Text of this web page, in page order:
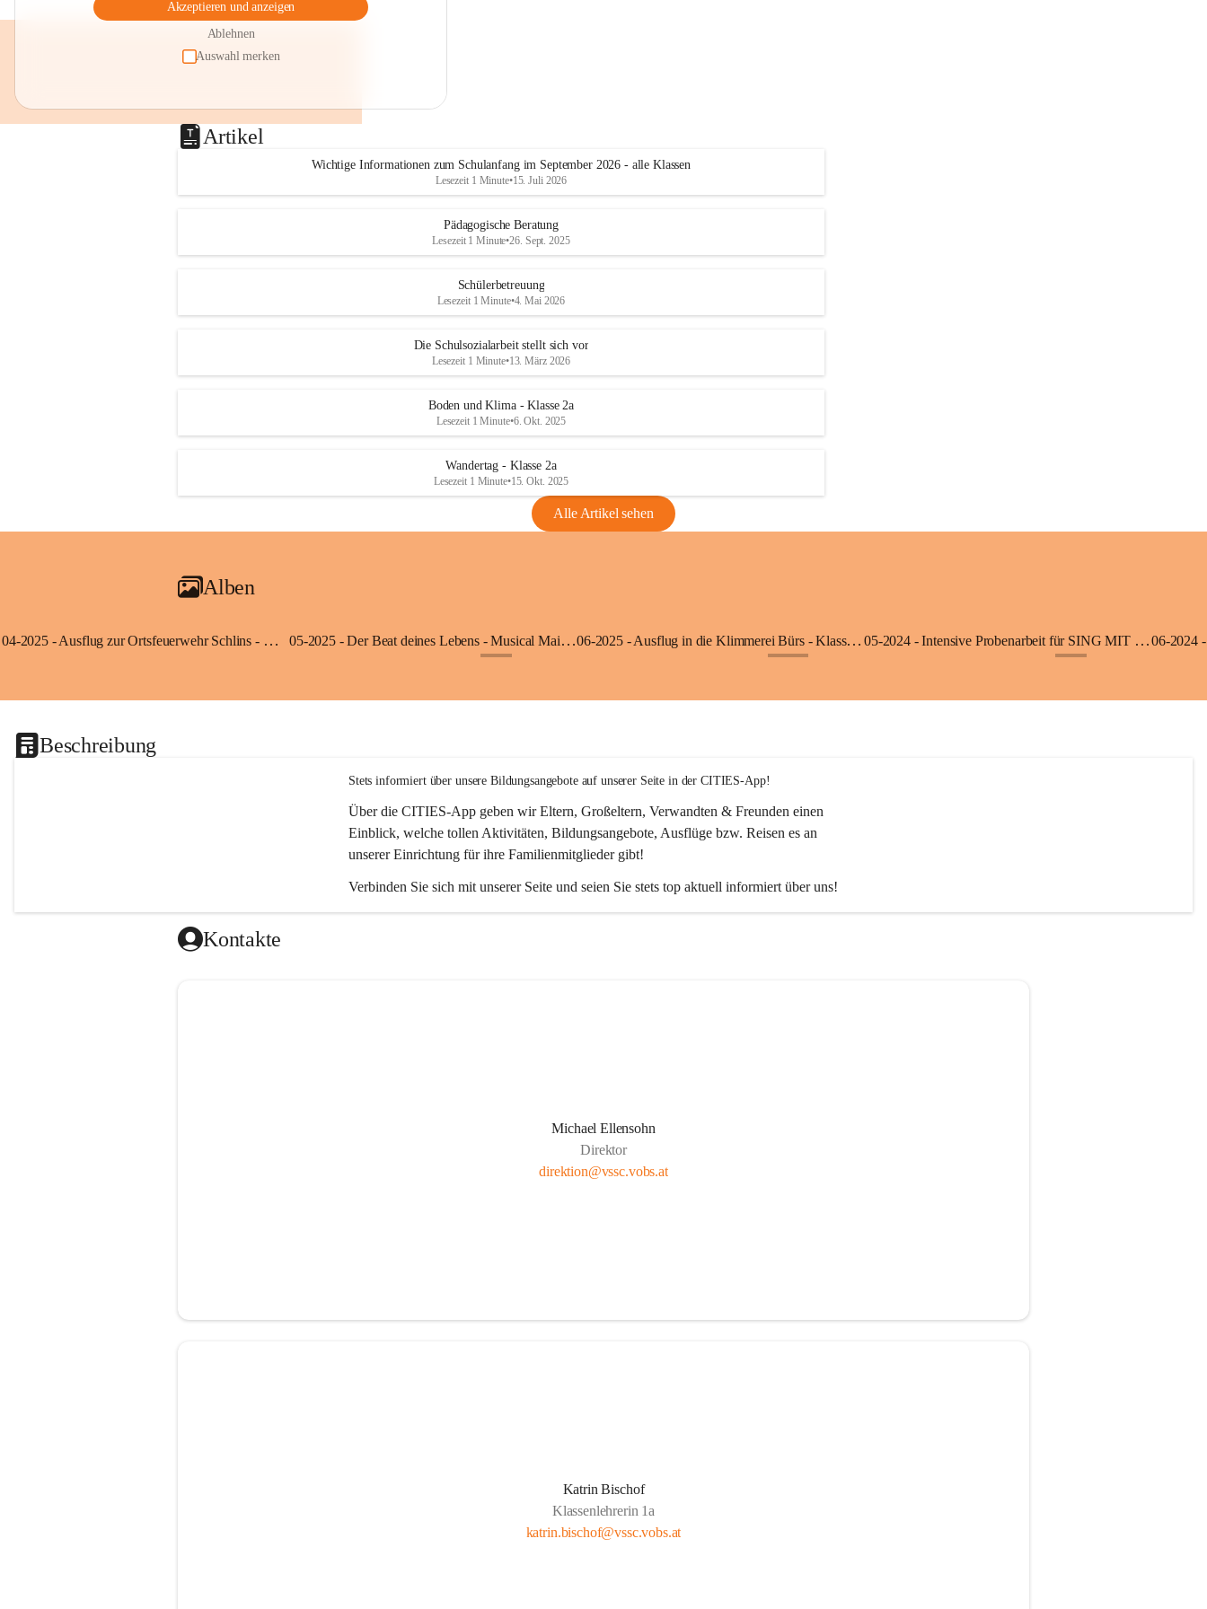
Akzeptieren und anzeigen
Ablehnen
Auswahl merken
Artikel
Wichtige Informationen zum Schulanfang im September 2026 - alle Klassen
Lesezeit 1 Minute•15. Juli 2026
Pädagogische Beratung
Lesezeit 1 Minute•26. Sept. 2025
Schülerbetreuung
Lesezeit 1 Minute•4. Mai 2026
Die Schulsozialarbeit stellt sich vor
Lesezeit 1 Minute•13. März 2026
Boden und Klima - Klasse 2a
Lesezeit 1 Minute•6. Okt. 2025
Wandertag - Klasse 2a
Lesezeit 1 Minute•15. Okt. 2025
Alle Artikel sehen
Alben
04-2025 - Ausflug zur Ortsfeuerwehr Schlins - Klassen 3a und 3b 05-2025 - Der Beat deines Lebens - Musical Mai 2025 06-2025 - Ausflug in die Klimmerei Bürs - Klasse 1a 05-2024 - Intensive Probenarbeit für SING MIT - Klasse 3b06-2024
Beschreibung
Stets informiert über unsere Bildungsangebote auf unserer Seite in der CITIES-App!
Über die CITIES-App geben wir Eltern, Großeltern, Verwandten & Freunden einen
Einblick, welche tollen Aktivitäten, Bildungsangebote, Ausflüge bzw. Reisen es an
unserer Einrichtung für ihre Familienmitglieder gibt!
Verbinden Sie sich mit unserer Seite und seien Sie stets top aktuell informiert über uns!
Kontakte
Michael Ellensohn
Direktor
direktion@vssc.vobs.at
Katrin Bischof
Klassenlehrerin 1a
katrin.bischof@vssc.vobs.at